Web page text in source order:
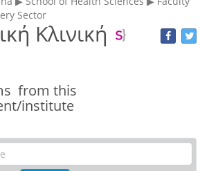
Sector
Κλινική
from this
institute